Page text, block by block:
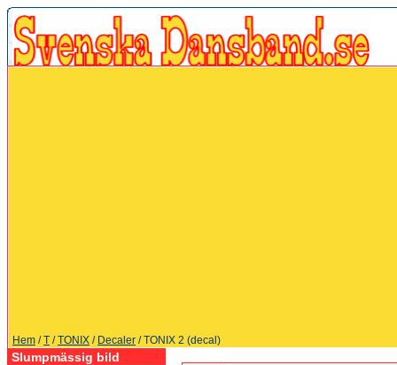
Hem /T /TONIX / Decaler / TONIX 2 (decal)
Slumpmässig bild